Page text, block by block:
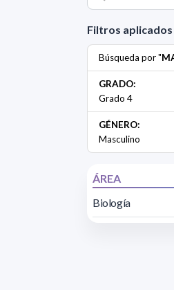
Filtros aplicados
Búsqueda por "
GRADO:
Grado 4
GÉNERO:
Masculino
ÁREA
Biología